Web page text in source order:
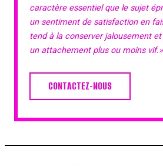
caractère essentiel que le sujet
un sentiment de satisfaction en
tend à la conserver jalousement
un attachement plus ou moins vif.»
CONTACTEZ-NOUS